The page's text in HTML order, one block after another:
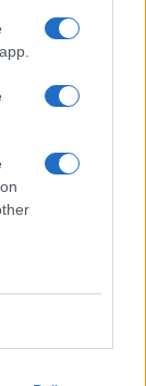
CON NOI
n. 37512
una
corretta